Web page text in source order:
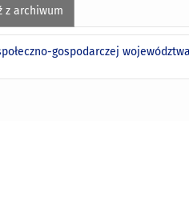
z archiwum
gospodarczej